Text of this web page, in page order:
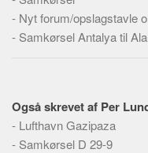
Aspekter
Køb og salg
Skatter og afgifter
Statistik
- Nyt forum/opslagstavle
- Samkørsel Antalya til
Også skrevet af Per
- Lufthavn Gazipaza
- Samkørsel D 29-9